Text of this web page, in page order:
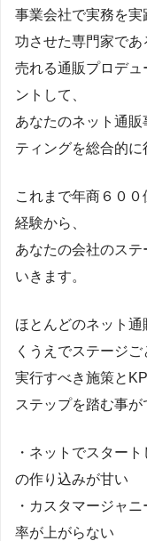
事業会社で実務を
功させた専門家であ
売れる通販プロデュ
ントして、
あなたのネット通
ティングを総合的に
これまで年商６０
経験から、
あなたの会社のス
いきます。
ほとんどのネット
くうえでステージご
実行すべき施策と
ステップを踏む事が
・ネットでスター
の作り込みが甘い
・カスタマージャ
率が上がらない